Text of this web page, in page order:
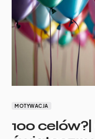
MOTYWACJA
100